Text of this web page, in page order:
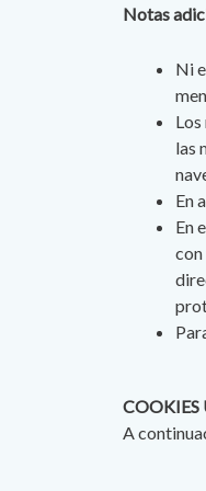
Notas
Ni
las
En
En
con
COOKIES
A